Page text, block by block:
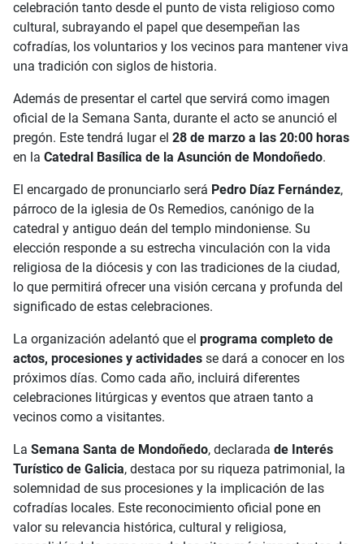
celebración tanto desde el punto de vista religioso como
cultural, subrayando el papel que desempeñan las
cofradías, los voluntarios y los vecinos para mantener viva
una tradición con siglos de historia.
Además de presentar el cartel que servirá como imagen
oficial de la Semana Santa, durante el acto se anunció el
pregón. Este tendrá lugar el 28 de marzo a las 20:00 horas
en la Catedral Basílica de la Asunción de Mondoñedo.
El encargado de pronunciarlo será Pedro Díaz Fernández,
párroco de la iglesia de Os Remedios, canónigo de la
catedral y antiguo deán del templo mindoniense. Su
elección responde a su estrecha vinculación con la vida
religiosa de la diócesis y con las tradiciones de la ciudad,
lo que permitirá ofrecer una visión cercana y profunda del
significado de estas celebraciones.
La organización adelantó que el programa completo de
actos, procesiones y actividades se dará a conocer en los
próximos días. Como cada año, incluirá diferentes
celebraciones litúrgicas y eventos que atraen tanto a
vecinos como a visitantes.
La Semana Santa de Mondoñedo, declarada de Interés
Turístico de Galicia, destaca por su riqueza patrimonial, la
solemnidad de sus procesiones y la implicación de las
cofradías locales. Este reconocimiento oficial pone en
valor su relevancia histórica, cultural y religiosa,